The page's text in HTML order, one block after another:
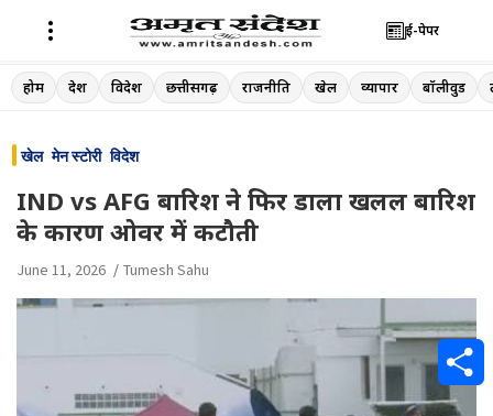
Skip
to
ई-पेपर
होम देश विदेश छत्तीसगढ़ राजनीति खेल व्यापार बॉलीवुड
खेल मेन स्टोरी विदेश
IND vs AFG बारिश ने फिर डाला खलल बारिश
के कारण ओवर में कटौती
June 11, 2026 Tumesh Sahu
S